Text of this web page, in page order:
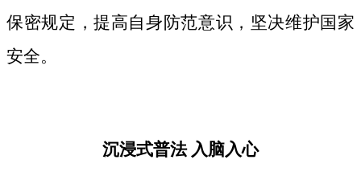
保密规定，提高自身防范意识，坚决维护国家
安全。
沉浸式普法 入脑入心